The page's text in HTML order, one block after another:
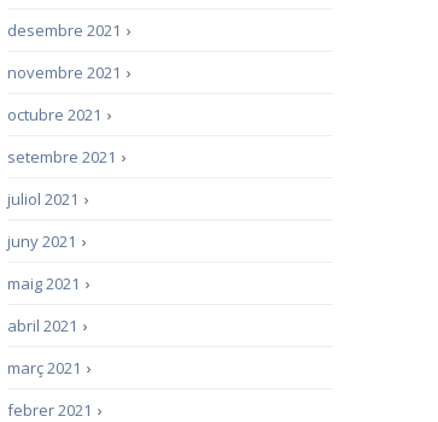
›
desembre 2021
›
novembre 2021
›
octubre 2021
›
setembre 2021
›
juliol 2021
›
juny 2021
›
maig 2021
›
abril 2021
›
març 2021
›
febrer 2021